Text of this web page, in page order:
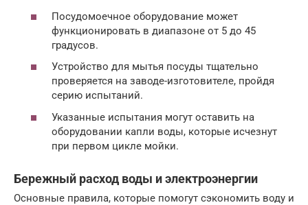
Посудомоечное оборудование может
функционировать в диапазоне от 5 до 45
градусов.
Устройство для мытья посуды тщательно
проверяется на заводе-изготовителе, пройдя
серию испытаний.
Указанные испытания могут оставить на
оборудовании капли воды, которые исчезнут
при первом цикле мойки.
Бережный расход воды и электроэнергии
Основные правила, которые помогут сэкономить воду и